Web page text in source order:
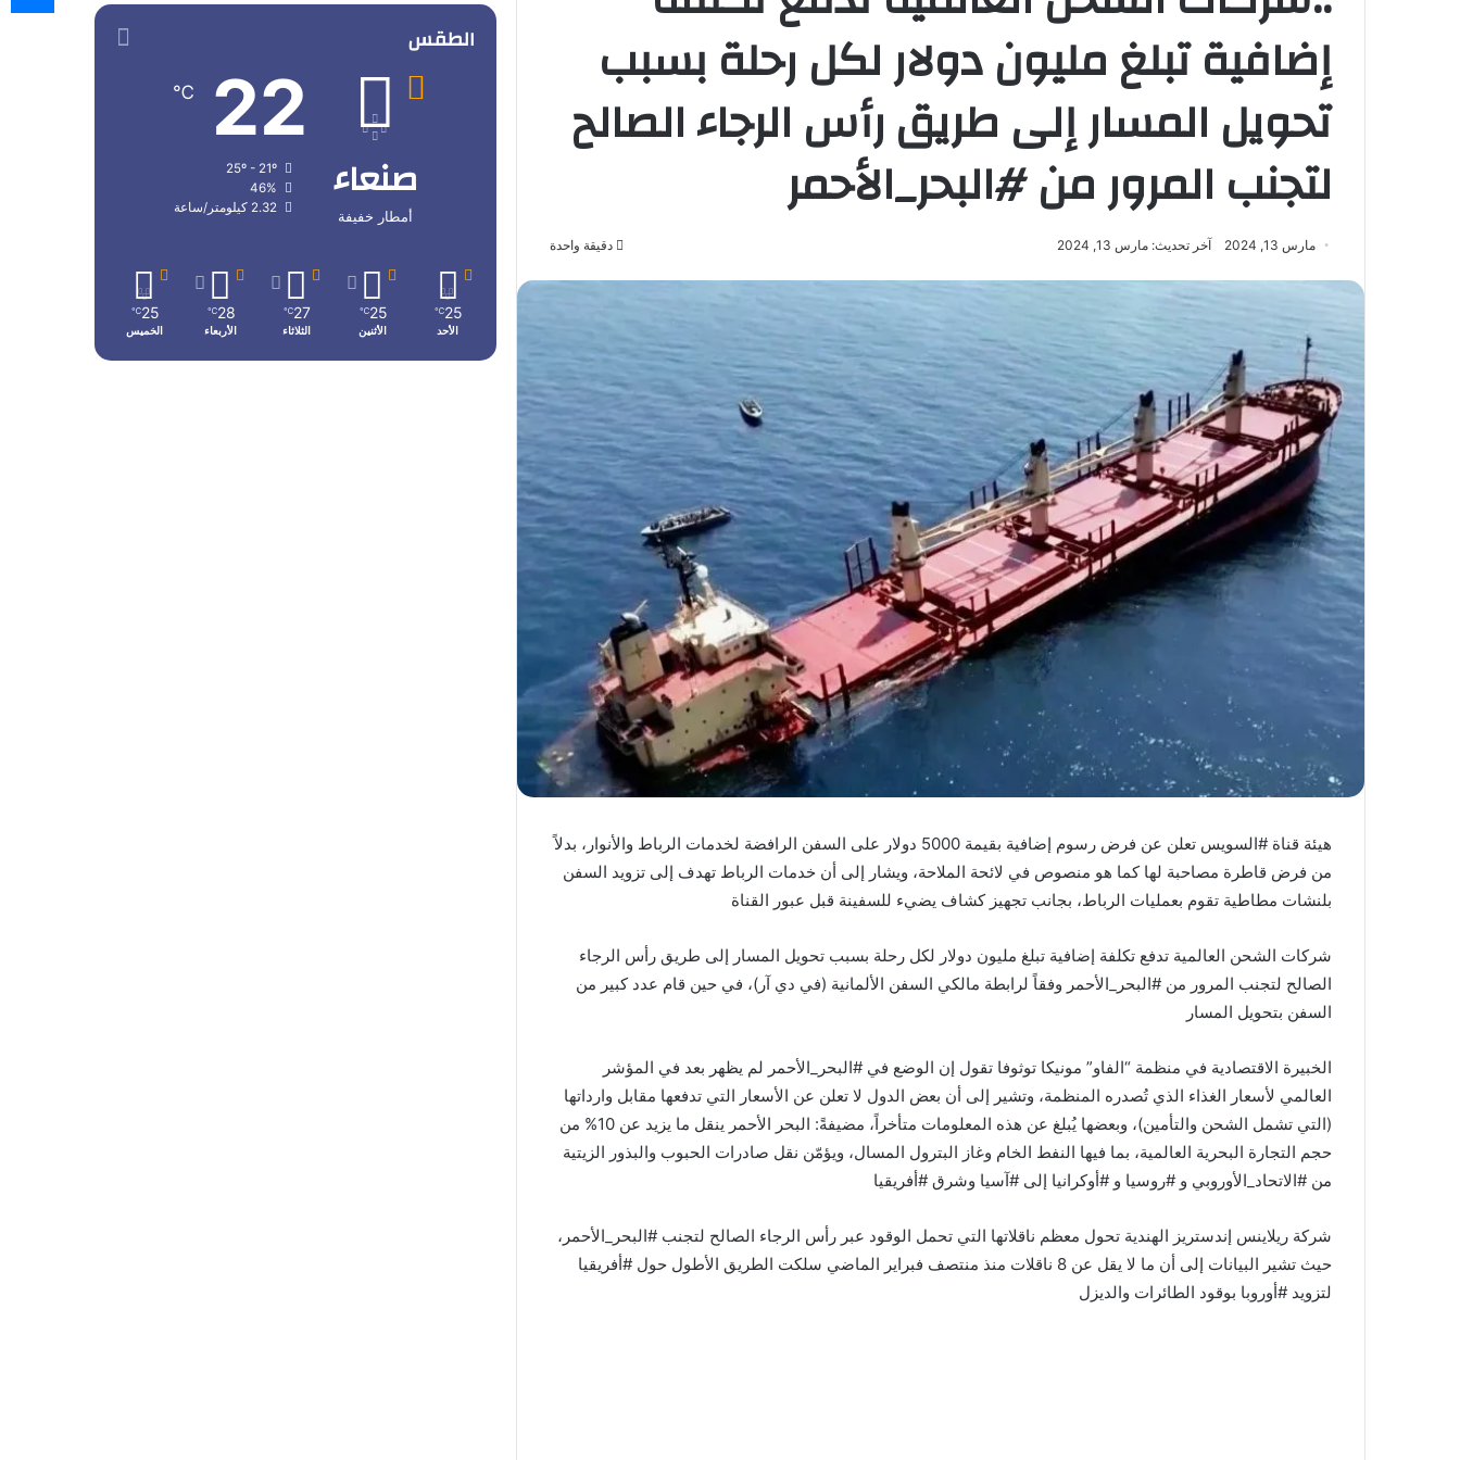
إضافية تبلغ مليون دولار لكل رحلة بسبب
تحويل المسار إلى طريق رأس الرجاء الصالح
لتجنب المرور من #البحر_الأحمر
مارس 13, 2024 آخر تحديث: مارس 13, 2024 دقيقة واحدة
هيئة قناة #السويس تعلن عن فرض رسوم إضافية بقيمة 5000 دولار على السفن الرافضة لخدمات الرباط والأنوار، بدلاً
من فرض قاطرة مصاحبة لها كما هو منصوص في لائحة الملاحة، ويشار إلى أن خدمات الرباط تهدف إلى تزويد السفن
بلنشات مطاطية تقوم بعمليات الرباط، بجانب تجهيز كشاف يضيء للسفينة قبل عبور القناة
شركات الشحن العالمية تدفع تكلفة إضافية تبلغ مليون دولار لكل رحلة بسبب تحويل المسار إلى طريق رأس الرجاء
الصالح لتجنب المرور من #البحر_الأحمر وفقاً لرابطة مالكي السفن الألمانية (في دي آر)، في حين قام عدد كبير من
السفن بتحويل المسار
الخبيرة الاقتصادية في منظمة “الفاو” مونيكا توثوفا تقول إن الوضع في #البحر_الأحمر لم يظهر بعد في المؤشر
العالمي لأسعار الغذاء الذي تُصدره المنظمة، وتشير إلى أن بعض الدول لا تعلن عن الأسعار التي تدفعها مقابل وارداتها
(التي تشمل الشحن والتأمين)، وبعضها يُبلغ عن هذه المعلومات متأخراً، مضيفةً: البحر الأحمر ينقل ما يزيد عن 10% من
حجم التجارة البحرية العالمية، بما فيها النفط الخام وغاز البترول المسال، ويؤمّن نقل صادرات الحبوب والبذور الزيتية
من #الاتحاد_الأوروبي و #روسيا و #أوكرانيا إلى #آسيا وشرق #أفريقيا
شركة ريلاينس إندستريز الهندية تحول معظم ناقلاتها التي تحمل الوقود عبر رأس الرجاء الصالح لتجنب #البحر_الأحمر،
حيث تشير البيانات إلى أن ما لا يقل عن 8 ناقلات منذ منتصف فبراير الماضي سلكت الطريق الأطول حول #أفريقيا
لتزويد #أوروبا بوقود الطائرات والديزل
الطقس
صنعاء
أمطار خفيفة
22
℃
25º - 21º
46%
2.32 كيلومتر/ساعة
25
℃
الأحد
25
℃
الأثنين
27
℃
الثلاثاء
28
℃
الأربعاء
25
℃
الخميس